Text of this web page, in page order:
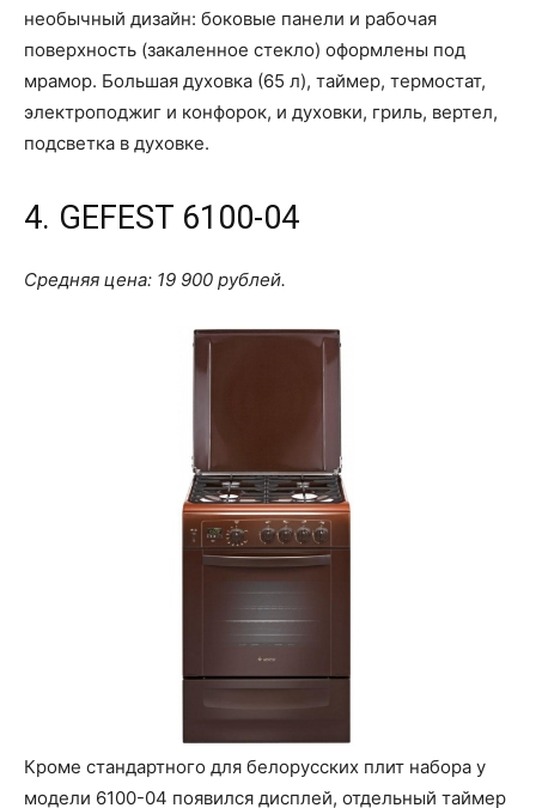
необычный дизайн: боковые панели и рабочая
поверхность (закаленное стекло) оформлены под
мрамор. Большая духовка (65 л), таймер, термостат,
электроподжиг и конфорок, и духовки, гриль, вертел,
подсветка в духовке.
4. GEFEST 6100-04
Средняя цена: 19 900 рублей.
Кроме стандартного для белорусских плит набора у
модели 6100-04 появился дисплей, отдельный таймер